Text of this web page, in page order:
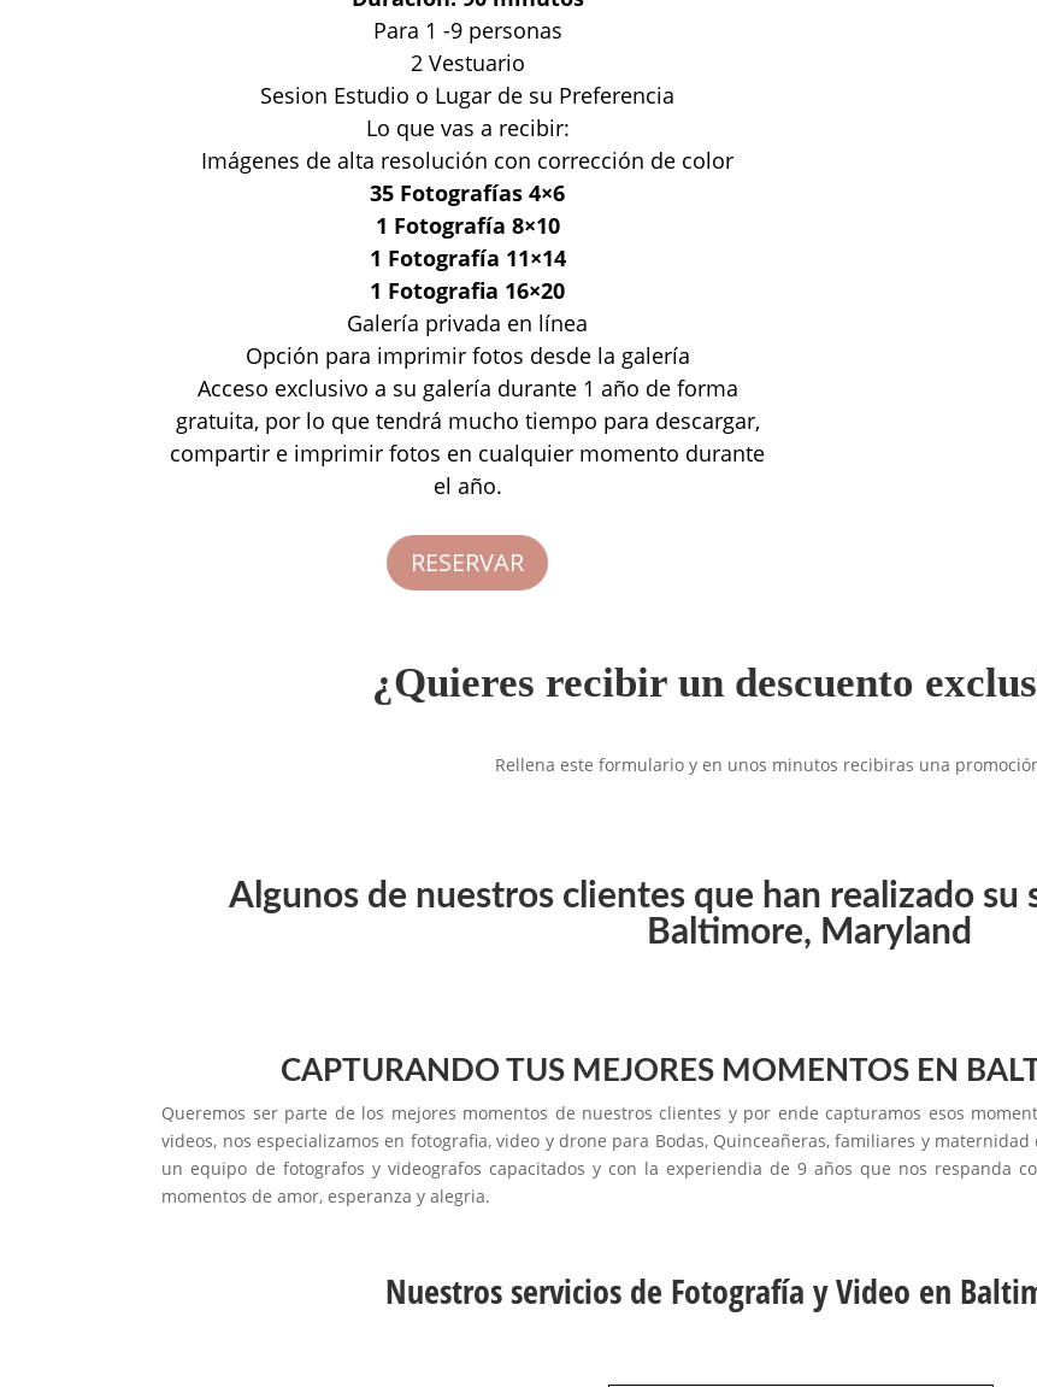
Para 1 -9 personas
2 Vestuario
Sesion Estudio o Lugar de su Preferencia
Lo que vas a recibir:
Imágenes de alta resolución con corrección de color
35 Fotografías 4×6
1 Fotografía 8×10
1 Fotografía 11×14
1 Fotografia 16×20
Galería privada en línea
Opción para imprimir fotos desde la galería
Acceso exclusivo a su galería durante 1 año de forma
gratuita, por lo que tendrá mucho tiempo para descargar,
compartir e imprimir fotos en cualquier momento durante
el año.
RESERVAR
¿Quieres recibir un descuento
Rellena este formulario y en unos minutos recibiras una
Algunos de nuestros clientes que han realizado su
Baltimore, Maryland
CAPTURANDO TUS MEJORES MOMENTOS EN
Queremos ser parte de los mejores momentos de nuestros clientes y por ende capturamos esos
videos, nos especializamos en fotografia, video y drone para Bodas, Quinceañeras, familiares y
un equipo de fotografos y videografos capacitados y con la experiendia de 9 años que nos respanda
momentos de amor, esperanza y alegria.
Nuestros servicios de Fotografía y Video en